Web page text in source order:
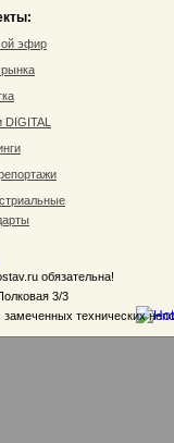
эфир
DIGITAL
обязательна!
3/3
технических